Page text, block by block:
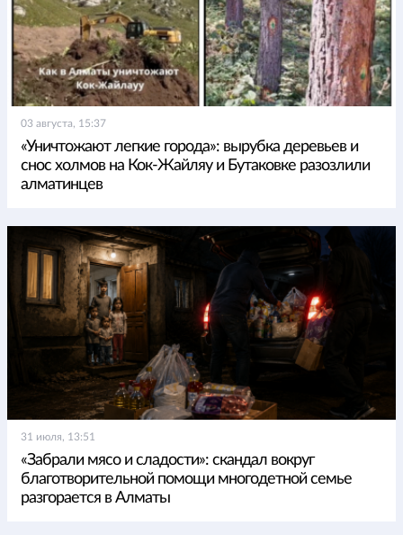
03 августа, 15:37
«Уничтожают легкие города»: вырубка деревьев и
снос холмов на Кок-Жайляу и Бутаковке разозлили
алматинцев
31 июля, 13:51
«Забрали мясо и сладости»: скандал вокруг
благотворительной помощи многодетной семье
разгорается в Алматы